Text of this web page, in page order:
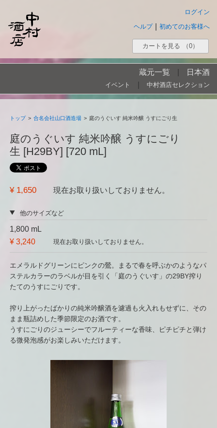
ログイン
初めてのお客様へ
ヘルプ
カートを見る （0）
蔵元一覧 日本酒
イベント 中村酒店セレクション
トップ > 合名会社山口酒造場 > 庭のうぐいす 純米吟醸 うすにごり生
庭のうぐいす 純米吟醸 うすにごり
生 [H29BY] [720 mL]
¥ 1,650 現在お取り扱いしておりません。
他のサイズなど
1,800 mL
¥ 3,240
現在お取り扱いしておりません。
エメラルドグリーンにピンクの鶯。まるで春を呼ぶかのようなパ
ステルカラーのラベルが目を引く「庭のうぐいす」の29BY搾り
たてのうすにごりです。
搾り上がったばかりの純米吟醸酒を濾過も火入れもせずに、その
まま瓶詰めした季節限定のお酒です。
うすにごりのジューシーでフルーティーな香味、ピチピチと弾け
る微発泡感がお楽しみいただけます。